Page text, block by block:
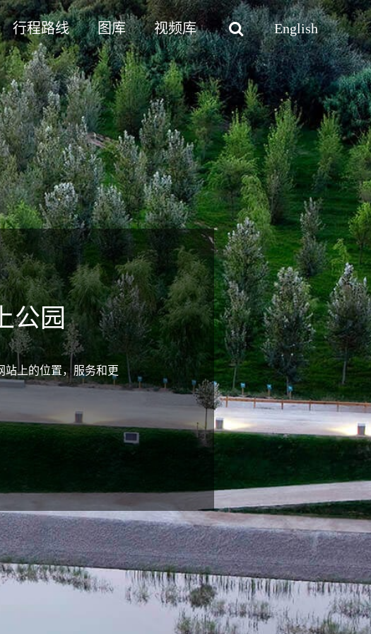
行程路线 图库 视频库 English
公园
站上的位置，服务和更